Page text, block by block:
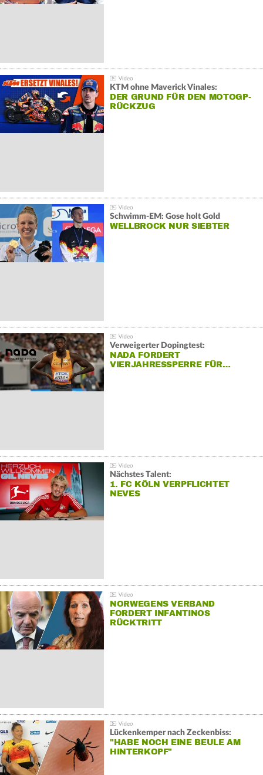
KTM ohne Maverick Vinales:
DER GRUND FÜR DEN MOTOGP-
RÜCKZUG
Schwimm-EM: Gose holt Gold
WELLBROCK NUR SIEBTER
Verweigerter Dopingtest:
NADA FORDERT
VIERJAHRESSPERRE FÜR…
Nächstes Talent:
1. FC KÖLN VERPFLICHTET
NEVES
NORWEGENS VERBAND
FORDERT INFANTINOS
RÜCKTRITT
Lückenkemper nach Zeckenbiss:
"HABE NOCH EINE BEULE AM
HINTERKOPF"